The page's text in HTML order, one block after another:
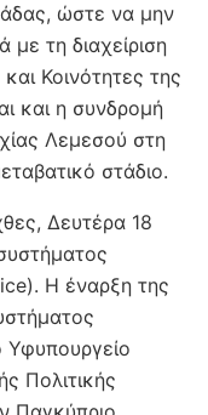
ώστε να μην
τη διαχείριση
Κοινότητες της
και η συνδρομή
Λεμεσού στη
στάδιο.
Δευτέρα 18
Η έναρξη της
Υφυπουργείο
Πολιτικής